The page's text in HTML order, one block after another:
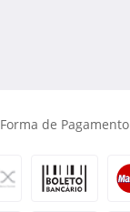
Forma de Pagamento